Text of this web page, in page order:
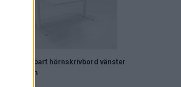
Höj & sänkbart hörnskrivbord vänster
160x120 cm